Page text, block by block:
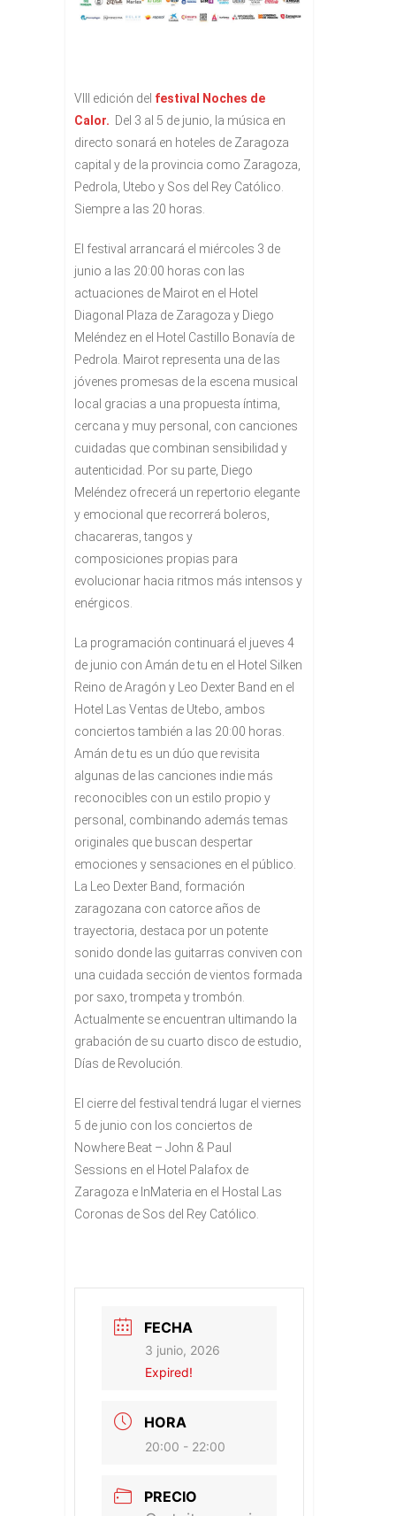
VIII edición del festival Noches de
Calor. Del 3 al 5 de junio, la música en
directo sonará en hoteles de Zaragoza
capital y de la provincia como Zaragoza,
Pedrola, Utebo y Sos del Rey Católico.
Siempre a las 20 horas.
El festival arrancará el miércoles 3 de
junio a las 20:00 horas con las
actuaciones de Mairot en el Hotel
Diagonal Plaza de Zaragoza y Diego
Meléndez en el Hotel Castillo Bonavía de
Pedrola. Mairot representa una de las
jóvenes promesas de la escena musical
local gracias a una propuesta íntima,
cercana y muy personal, con canciones
cuidadas que combinan sensibilidad y
autenticidad. Por su parte, Diego
Meléndez ofrecerá un repertorio elegante
y emocional que recorrerá boleros,
chacareras, tangos y
composiciones propias para
evolucionar hacia ritmos más intensos y
enérgicos.
La programación continuará el jueves 4
de junio con Amán de tu en el Hotel Silken
Reino de Aragón y Leo Dexter Band en el
Hotel Las Ventas de Utebo, ambos
conciertos también a las 20:00 horas.
Amán de tu es un dúo que revisita
algunas de las canciones indie más
reconocibles con un estilo propio y
personal, combinando además temas
originales que buscan despertar
emociones y sensaciones en el público.
La Leo Dexter Band, formación
zaragozana con catorce años de
trayectoria, destaca por un potente
sonido donde las guitarras conviven con
una cuidada sección de vientos formada
por saxo, trompeta y trombón.
Actualmente se encuentran ultimando la
grabación de su cuarto disco de estudio,
Días de Revolución.
El cierre del festival tendrá lugar el viernes
5 de junio con los conciertos de
Nowhere Beat – John & Paul
Sessions en el Hotel Palafox de
Zaragoza e InMateria en el Hostal Las
Coronas de Sos del Rey Católico.
FECHA
3 junio, 2026
Expired!
HORA
20:00 - 22:00
PRECIO